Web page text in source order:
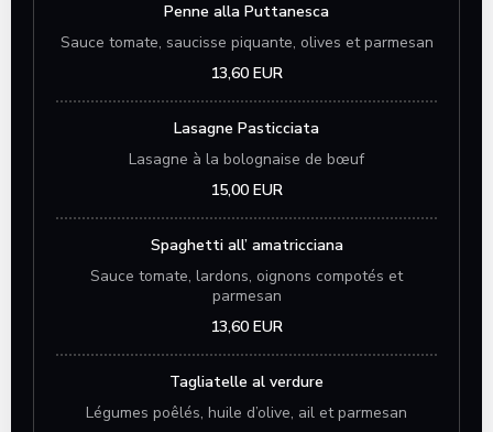
Penne alla Puttanesca
Sauce tomate, saucisse piquante, olives et parmesan
13,60 EUR
Lasagne Pasticciata
Lasagne à la bolognaise de bœuf
15,00 EUR
Spaghetti all’ amatricciana
Sauce tomate, lardons, oignons compotés et
parmesan
13,60 EUR
Tagliatelle al verdure
Légumes poêlés, huile d’olive, ail et parmesan